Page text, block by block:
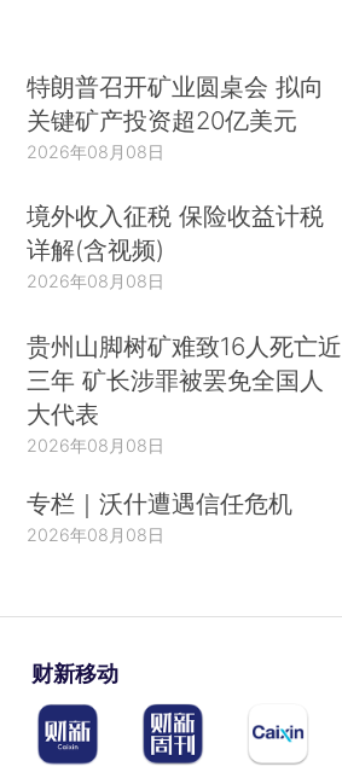
特朗普召开矿业圆桌会 拟向
关键矿产投资超20亿美元
2026年08月08日
境外收入征税 保险收益计税
详解(含视频)
2026年08月08日
贵州山脚树矿难致16人死亡近
三年 矿长涉罪被罢免全国人
大代表
2026年08月08日
专栏｜沃什遭遇信任危机
2026年08月08日
财新移动